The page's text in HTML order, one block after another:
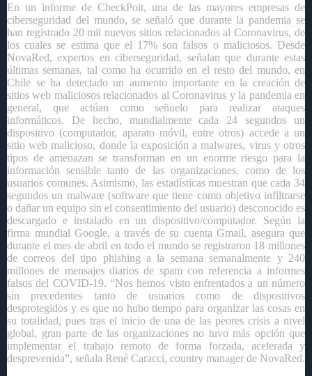
En un informe de CheckPoit, una de las mayores empresas de
ciberseguridad del mundo, se señaló que durante la pandemia se
han registrado 20 mil nuevos sitios relacionados al Coronavirus, de
los cuales se estima que el 17% son falsos o maliciosos. Desde
NovaRed, expertos en ciberseguridad, señalan que durante estas
últimas semanas, tal como ha ocurrido en el resto del mundo, en
Chile se ha detectado un aumento importante en la creación de
sitios web maliciosos relacionados al Coronavirus y la pandemia en
general, que actúan como señuelo para realizar ataques
informáticos. De hecho, mundialmente cada 24 segundos un
dispositivo (computador, aparato móvil, entre otros) accede a un
sitio web malicioso, donde la exposición a malwares, virus y otros
tipos de amenazan se transforman en un enorme riesgo para la
información sensible tanto de las organizaciones, como de los
usuarios comunes. Asimismo, las estadísticas muestran que cada 34
segundos un malware (software que tiene como objetivo infiltrarse
o dañar un equipo sin el consentimiento del usuario) desconocido es
descargado e instalado en un dispositivo/computador. Según la
firma mundial Google, a través de su cuenta Gmail, asegura que
durante el mes de abril en todo el mundo se registraron 18 millones
de correos del tipo phishing a la semana semanalmente y 240
millones de mensajes diarios de spam con referencia a informes
falsos del COVID-19. “Nos hemos visto enfrentados a un número
sin precedentes tanto de usuarios como de dispositivos
desprotegidos y es que no hubo tiempo para organizar las cosas en
su totalidad, pues tras el inicio de una de las peores crisis a nivel
global, gran parte de las organizaciones no tuvo más opción que
implementar el trabajo remoto de forma forzada, acelerada y
desprevenida”, señala René Caracci, country manager de NovaRed.